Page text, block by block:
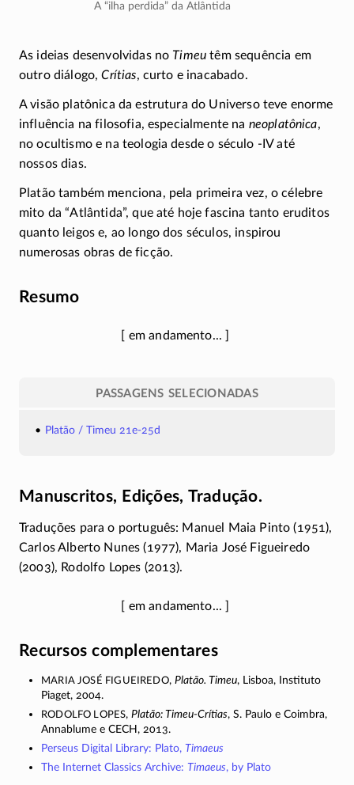
A “ilha perdida” da Atlântida
As ideias desenvolvidas no Timeu têm sequência em
outro diálogo,Crítias, curto e inacabado.
A visão platônica da estrutura do Universo teve enorme
influência na filosofia, especialmente na neoplatônica,
no ocultismo e na teologia desde o século -IVaté
nossos dias.
Platão também menciona, pela primeira vez, o célebre
mito da “Atlântida”, que até hoje fascina tanto eruditos
quanto leigos e, ao longo dos séculos, inspirou
numerosas obras de ficção.
Resumo
PASSAGENS SELECIONADAS
Platão / Timeu 21e-25d
Manuscritos, Edições, Tradução.
Traduções para o português: Manuel Maia Pinto (1951),
Carlos Alberto Nunes (1977), Maria José Figueiredo
(2003), Rodolfo Lopes (2013).
Recursos complementares
Maria José Figueiredo, Platão. Timeu, Lisboa, Instituto
Piaget, 2004.
Rodolfo Lopes,Platão:Timeu-Crítias, S. Paulo e Coimbra,
Annablume e CECH, 2013.
Perseus Digital Library: Plato, Timaeus
The Internet Classics Archive: Timaeus, by Plato